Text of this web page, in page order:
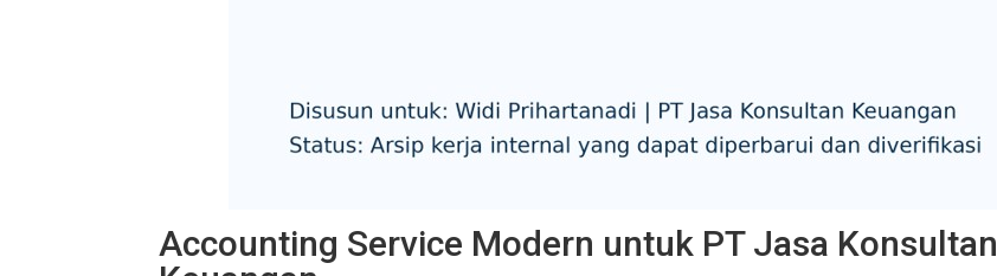
Accounting Service Modern untuk PT Jasa Konsultan